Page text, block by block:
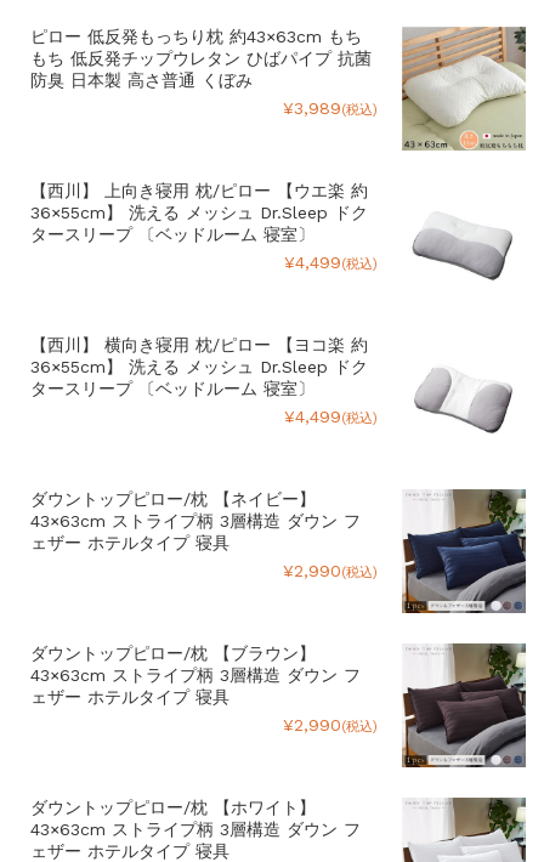
ピロー 低反発もっちり枕 約43×63cm もち
もち 低反発チップウレタン ひばパイプ 抗菌
防臭 日本製 高さ普通 くぼみ
¥3,989(税込)
【西川】 上向き寝用 枕/ピロー 【ウエ楽 約
36×55cm】 洗える メッシュ Dr.Sleep ドク
タースリープ 〔ベッドルーム 寝室〕
¥4,499(税込)
【西川】 横向き寝用 枕/ピロー 【ヨコ楽 約
36×55cm】 洗える メッシュ Dr.Sleep ドク
タースリープ 〔ベッドルーム 寝室〕
¥4,499(税込)
ダウントップピロー/枕 【ネイビー】
43×63cm ストライプ柄 3層構造 ダウン フ
ェザー ホテルタイプ 寝具
¥2,990(税込)
ダウントップピロー/枕 【ブラウン】
43×63cm ストライプ柄 3層構造 ダウン フ
ェザー ホテルタイプ 寝具
¥2,990(税込)
ダウントップピロー/枕 【ホワイト】
43×63cm ストライプ柄 3層構造 ダウン フ
ェザー ホテルタイプ 寝具